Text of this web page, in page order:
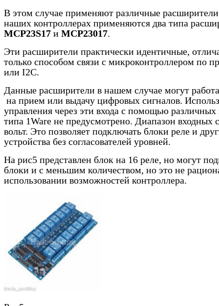
В этом случае применяют различные
наших контроллерах применяются два типа
MCP23S17 и MCP23017.
Эти расширители практически идентичные,
только способом связи с микроконтроллером по
или I2C.
Данные расширители в нашем случае могут
на прием или выдачу цифровых сигналов.
управления через эти входа с помощью различных
типа 1Ware не предусмотрено. Диапазон входных
вольт. Это позволяет подключать блоки реле и
устройства без согласователей уровней.
На рис5 представлен блок на 16 реле, но могут
блоки и с меньшим количеством, но это не
использовании возможностей контроллера.